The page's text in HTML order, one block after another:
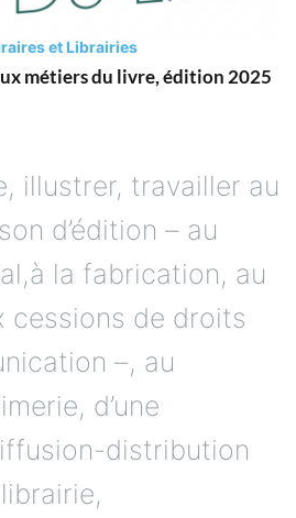
et Librairies
métiers du livre, édition 2025
illustrer, travailler au
d’édition – au
la fabrication, au
cessions de droits
–, au
d’une
distribution